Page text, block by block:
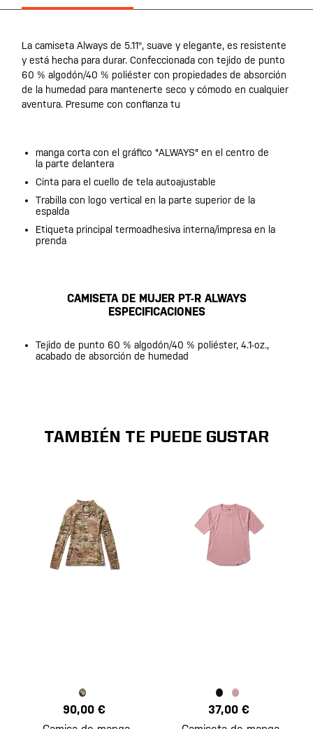
La camiseta Always de 5.11®, suave y elegante, es resistente
y está hecha para durar. Confeccionada con tejido de punto
60 % algodón/40 % poliéster con propiedades de absorción
de la humedad para mantenerte seco y cómodo en cualquier
aventura. Presume con confianza tu
manga corta con el gráfico "ALWAYS" en el centro de
la parte delantera
Cinta para el cuello de tela autoajustable
Trabilla con logo vertical en la parte superior de la
espalda
Etiqueta principal termoadhesiva interna/impresa en la
prenda
CAMISETA DE MUJER PT-R ALWAYS
ESPECIFICACIONES
Tejido de punto 60 % algodón/40 % poliéster, 4.1-oz.,
acabado de absorción de humedad
TAMBIÉN TE PUEDE GUSTAR
90,00 €
37,00 €